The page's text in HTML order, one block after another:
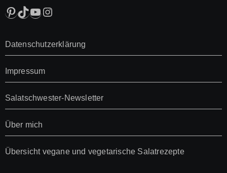
Pinterest
TikTok
YouTube
Instagram
Datenschutzerklärung
Impressum
Salatschwester-Newsletter
Über mich
Übersicht vegane und vegetarische Salatrezepte